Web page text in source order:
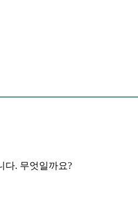
다. 무엇일까요?